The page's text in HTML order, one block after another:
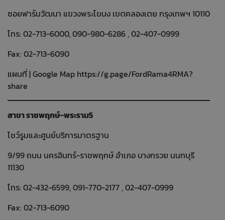
ซอยฟาร์มวัฒนา แขวงพระโขนง เขตคลองเตย กรุงเทพฯ 10110
โทร: 02-713-6000, 090-980-6286 , 02-407-0999
Fax: 02-713-6090
แผนที่ | Google Map https://g.page/FordRama4RMA?
share
สาขา ราชพฤกษ์-พระราม5
โชว์รูมและศูนย์บริการมาตรฐาน
9/99 ถนน นครอินทร์-ราชพฤกษ์ อำเภอ บางกรวย นนทบุรี
11130
โทร: 02-432-6599, 091-770-2177 , 02-407-0999
Fax: 02-713-6090